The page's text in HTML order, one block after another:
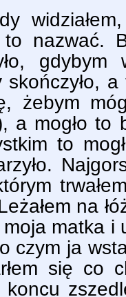
nazwać.
gdybym
skończyło,
żebym
a mogło to
to
na
matka i
czym ja
się co